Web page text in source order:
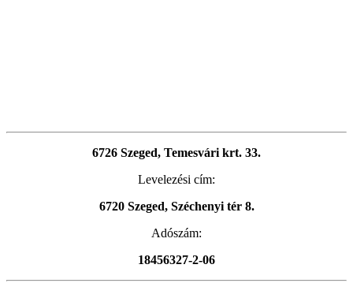
6726 Szeged, Temesvári krt. 33.
Levelezési cím:
6720 Szeged, Széchenyi tér 8.
Adószám:
18456327-2-06